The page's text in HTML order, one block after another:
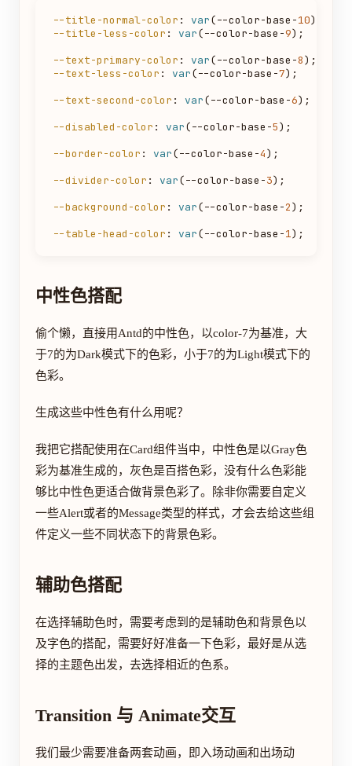
--title-normal-color : var(--color-base-10
--title-less-color : var(--color-base-9);
--text-primary-color : var(--color-base-8
--text-less-color : var(--color-base-7);
--text-second-color : var(--color-base-6);
--disabled-color : var(--color-base-5);
--border-color : var(--color-base-4);
--divider-color : var(--color-base-3);
--background-color : var(--color-base-2);
--table-head-color : var(--color-base-1
中性色搭配
偷个懒，直接用Antd的中性色，以color-7为基准，大
于7的为Dark模式下的色彩，小于7的为Light模式下的
色彩。
生成这些中性色有什么用呢？
我把它搭配使用在Card组件当中，中性色是以Gray色
彩为基准生成的，灰色是百搭色彩，没有什么色彩能
够比中性色更适合做背景色彩了。除非你需要自定义
一些Alert或者的Message类型的样式，才会去给这些组
件定义一些不同状态下的背景色彩。
辅助色搭配
在选择辅助色时，需要考虑到的是辅助色和背景色以
及字色的搭配，需要好好准备一下色彩，最好是从选
择的主题色出发，去选择相近的色系。
Transition 与 Animate交互
我们最少需要准备两套动画，即入场动画和出场动